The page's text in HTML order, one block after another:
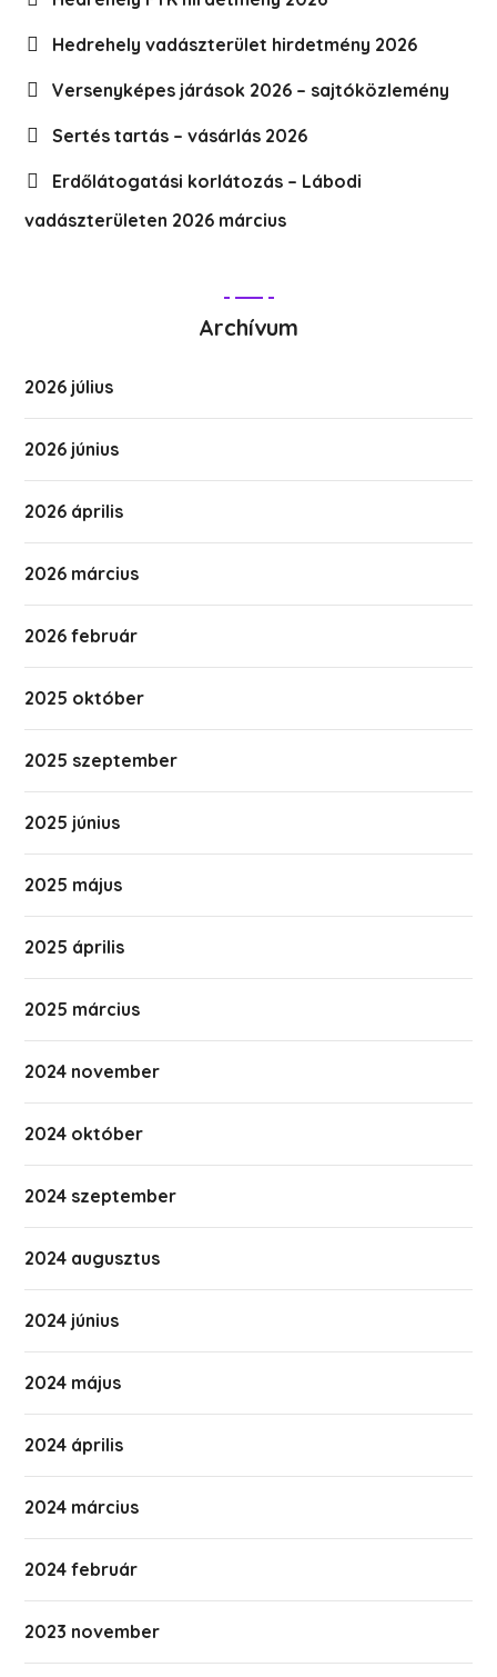
Hedrehely vadászterület hirdetmény 2026
Versenyképes járások 2026 – sajtóközlemény
Sertés tartás – vásárlás 2026
Erdőlátogatási korlátozás – Lábodi
vadászterületen 2026 március
Archívum
2026 július
2026 június
2026 április
2026 március
2026 február
2025 október
2025 szeptember
2025 június
2025 május
2025 április
2025 március
2024 november
2024 október
2024 szeptember
2024 augusztus
2024 június
2024 május
2024 április
2024 március
2024 február
2023 november